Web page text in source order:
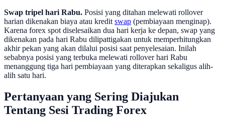
Swap tripel hari Rabu. Posisi yang ditahan melewati rollover
harian dikenakan biaya atau kredit swap (pembiayaan menginap).
Karena forex spot diselesaikan dua hari kerja ke depan, swap yang
dikenakan pada hari Rabu dilipattigakan untuk memperhitungkan
akhir pekan yang akan dilalui posisi saat penyelesaian. Inilah
sebabnya posisi yang terbuka melewati rollover hari Rabu
menanggung tiga hari pembiayaan yang diterapkan sekaligus alih-
alih satu hari.
Pertanyaan yang Sering Diajukan
Tentang Sesi Trading Forex